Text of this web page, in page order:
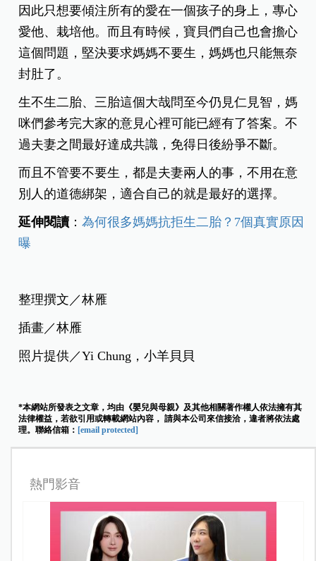
因此只想要傾注所有的愛在一個孩子的身上，專心
愛他、栽培他。而且有時候，寶貝們自己也會擔心
這個問題，堅決要求媽媽不要生，媽媽也只能無奈
封肚了。
生不生二胎、三胎這個大哉問至今仍見仁見智，媽
咪們參考完大家的意見心裡可能已經有了答案。不
過夫妻之間最好達成共識，免得日後紛爭不斷。
而且不管要不要生，都是夫妻兩人的事，不用在意
別人的道德綁架，適合自己的就是最好的選擇。
延伸閱讀 ：為何很多媽媽抗拒生二胎？7個真實原因
曝
整理撰文／林雁
插畫／林雁
照片提供／Yi Chung，小羊貝貝
*本網站所發表之文章，均由《嬰兒與母親》及其他相關著作權人依法擁有其
法律權益，若欲引用或轉載網站內容， 請與本公司來信接洽，違者將依法處
理。聯絡信箱： [email protected]
熱門影音